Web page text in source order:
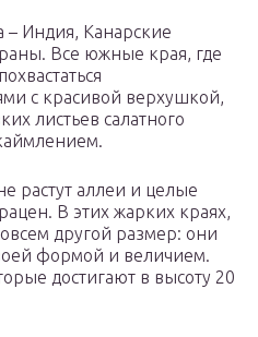
– Индия, Канарские
Все южные края, где
с красивой верхушкой,
листьев салатного
растут аллеи и целые
В этих жарких краях,
другой размер: они
формой и величием.
достигают в высоту 20